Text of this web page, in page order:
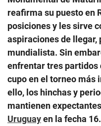
reafirma su puesto en
posiciones y les sirve
aspiraciones de llegar,
mundialista. Sin
enfrentar tres partidos
cupo en el torneo más
ello, los hinchas y
mantienen
Uruguayen la fecha